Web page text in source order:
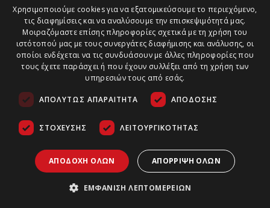
Χρησιμοποιούμε cookies για να εξατομικεύσουμε το περιεχόμενο,
τις διαφημίσεις και να αναλύσουμε την επισκεψιμότητά μας.
Μοιραζόμαστε επίσης πληροφορίες σχετικά με τη χρήση του
ιστότοπού μας με τους συνεργάτες διαφήμισης και ανάλυσης, οι
οποίοι ενδέχεται να τις συνδυάσουν με άλλες πληροφορίες που
τους έχετε παράσχει ή που έχουν συλλέξει από τη χρήση των
υπηρεσιών τους από εσάς.
ΑΠΟΛΎΤΩΣ ΑΠΑΡΑΊΤΗΤΑ ΑΠΌΔΟΣΗΣ
ΣΤΌΧΕΥΣΗΣ ΛΕΙΤΟΥΡΓΙΚΌΤΗΤΑΣ
ΑΠΟΔΟΧΉ ΌΛΩΝ ΑΠΌΡΡΙΨΗ ΌΛΩΝ
ΕΜΦΆΝΙΣΗ ΛΕΠΤΟΜΕΡΕΙΏΝ